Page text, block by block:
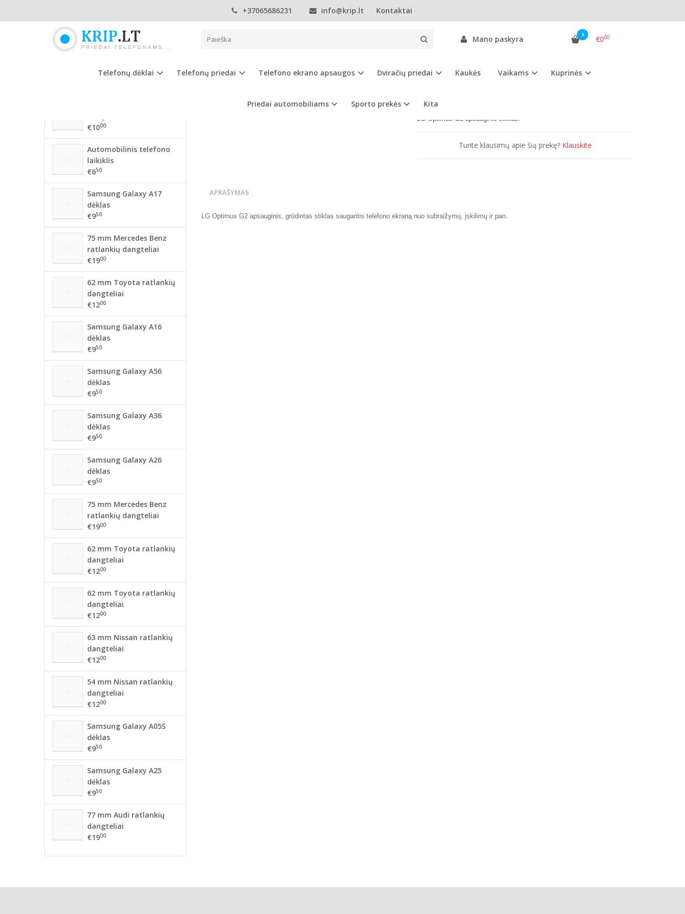
+37065686231 info@krip.lt Kontaktai
Mano paskyra 0 €000
Telefonų dėklai Telefonų priedai Telefono ekrano apsaugos Dviračių priedai Kaukės Vaikams Kuprinės
Priedai automobiliams Sporto prekės Kita
Pagrindinis Telefono ekrano apsaugos LG LG G2 apsauginis ekrano stiklas
LG G2 APSAUGINIS EKRANO STIKLAS
Prekės kodas: LGG2AES
LG Optimus G2 apsauginis stiklas.
Turite klausimų apie šią prekę? Klauskite
APRAŠYMAS
LG Optimus G2apsauginis, grūdintas stiklas saugantis telefono ekraną nuo subraižymų, įskilimų ir pan.
NAUJAUSIOS PREKĖS
dangteliai
€1000
Automobilinis telefono
laikiklis
€650
Samsung Galaxy A17
dėklas
€950
75 mm Mercedes Benz
ratlankių dangteliai
€1900
62 mm Toyota ratlankių
dangteliai
€1200
Samsung Galaxy A16
dėklas
€950
Samsung Galaxy A56
dėklas
€950
Samsung Galaxy A36
dėklas
€950
Samsung Galaxy A26
dėklas
€950
75 mm Mercedes Benz
ratlankių dangteliai
€1900
62 mm Toyota ratlankių
dangteliai
€1200
62 mm Toyota ratlankių
dangteliai
€1200
63 mm Nissan ratlankių
dangteliai
€1200
54 mm Nissan ratlankių
dangteliai
€1200
Samsung Galaxy A05S
dėklas
€950
Samsung Galaxy A25
dėklas
€950
77 mm Audi ratlankių
dangteliai
€1900